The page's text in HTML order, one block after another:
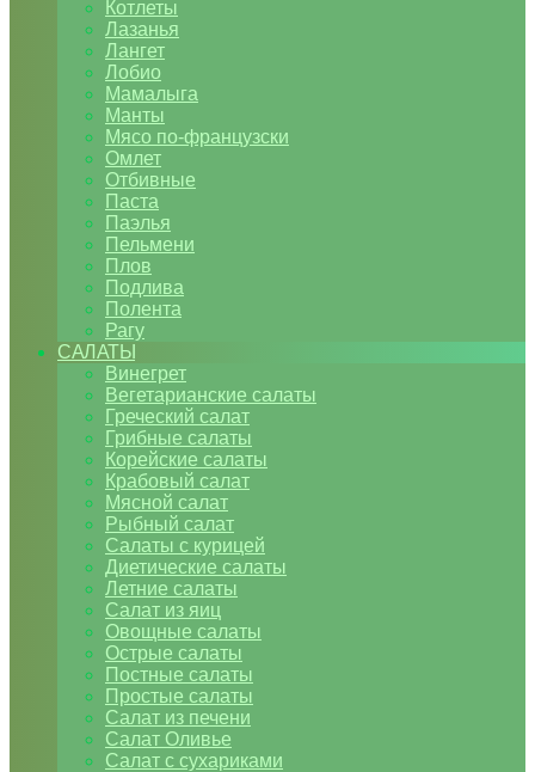
Котлеты
Лазанья
Лангет
Лобио
Мамалыга
Манты
Мясо по-французски
Омлет
Отбивные
Паста
Паэлья
Пельмени
Плов
Подлива
Полента
Рагу
САЛАТЫ
Винегрет
Вегетарианские салаты
Греческий салат
Грибные салаты
Корейские салаты
Крабовый салат
Мясной салат
Рыбный салат
Салаты с курицей
Диетические салаты
Летние салаты
Салат из яиц
Овощные салаты
Острые салаты
Постные салаты
Простые салаты
Салат из печени
Салат Оливье
Салат с сухариками